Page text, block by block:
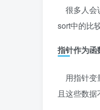
很多人会
sort中的比
指针作为函
用指针变
且这些数据